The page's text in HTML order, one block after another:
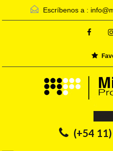
Escríbenos a :
(+54